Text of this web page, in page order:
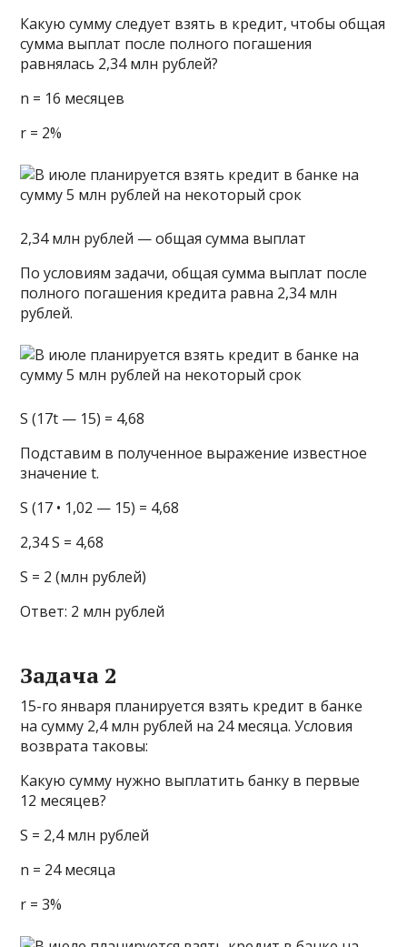
Какую сумму следует взять в кредит, чтобы общая
сумма выплат после полного погашения
равнялась 2,34 млн рублей?
n = 16 месяцев
r = 2%
2,34 млн рублей — общая сумма выплат
По условиям задачи, общая сумма выплат после
полного погашения кредита равна 2,34 млн
рублей.
S (17t — 15) = 4,68
Подставим в полученное выражение известное
значение t.
S (17 • 1,02 — 15) = 4,68
2,34 S = 4,68
S = 2 (млн рублей)
Ответ: 2 млн рублей
Задача 2
15-го января планируется взять кредит в банке
на сумму 2,4 млн рублей на 24 месяца. Условия
возврата таковы:
Какую сумму нужно выплатить банку в первые
12 месяцев?
S = 2,4 млн рублей
n = 24 месяца
r = 3%